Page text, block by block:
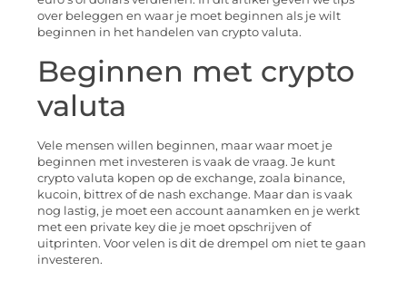
over beleggen en waar je moet beginnen als je wilt
beginnen in het handelen van crypto valuta.
Beginnen met crypto
valuta
Vele mensen willen beginnen, maar waar moet je
beginnen met investeren is vaak de vraag. Je kunt
crypto valuta kopen op de exchange, zoala binance,
kucoin, bittrex of de nash exchange. Maar dan is vaak
nog lastig, je moet een account aanamken en je werkt
met een private key die je moet opschrijven of
uitprinten. Voor velen is dit de drempel om niet te gaan
investeren.